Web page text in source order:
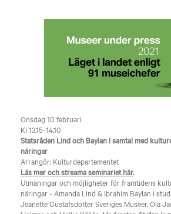
Onsdag 10 februari
Kl 13.15-14.10
Statsråden Lind och Baylan i samtal med
näringar
Arrangör: Kulturdepartementet
Läs mer och streama seminariet här.
Utmaningar och möjligheter för framtidens
näringar - Amanda Lind & Ibrahim Baylan i
Jeanette Gustafsdotter Sveriges Museer, Ola